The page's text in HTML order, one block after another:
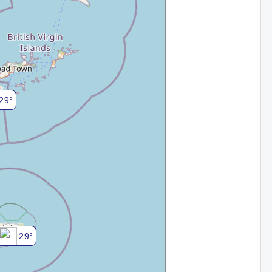
29°